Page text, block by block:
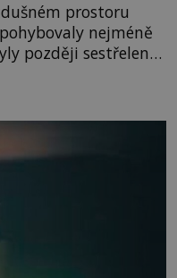
prostoru
nejméně
později sestřeleny.
těchto létajících
o nějaké nové